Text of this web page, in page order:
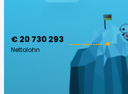
€ 20 730 293
Nettolohn